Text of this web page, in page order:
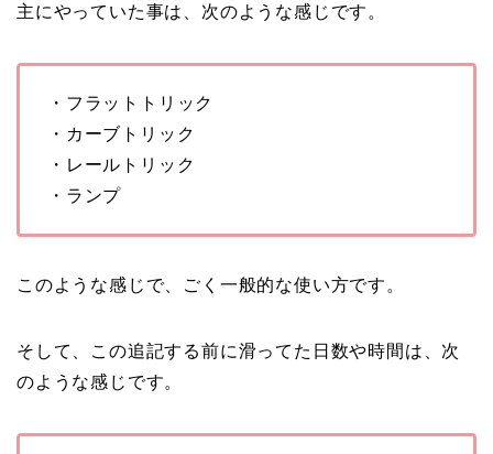
主にやっていた事は、次のような感じです。
・フラットトリック
・カーブトリック
・レールトリック
・ランプ
このような感じで、ごく一般的な使い方です。
そして、この追記する前に滑ってた日数や時間は、次
のような感じです。